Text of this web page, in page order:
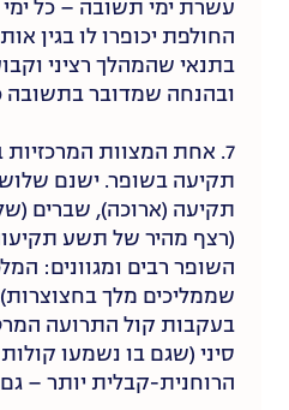
עשרת ימי תשובה – כל
החולפת יכופרו לו בגין
בתנאי שהמהלך רציני
ובהנחה שמדובר בתשובה
7. אחת המצוות
תקיעה בשופר. ישנם
תקיעה (ארוכה), שברים
(רצף מהיר של תשע
השופר רבים ומגוונים:
שממליכים מלך
בעקבות קול התרועה
סיני (שגם בו נשמעו
הרוחנית-קבלית יותר –